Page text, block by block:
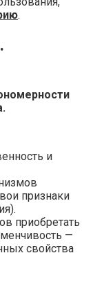
.
и
признаки
приобретать
—
свойства